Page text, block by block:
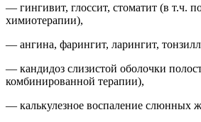
— гингивит, глоссит, стоматит (в т.ч.
химиотерапии),
— ангина, фарингит, ларингит,
— кандидоз слизистой оболочки
комбинированной терапии),
— калькулезное воспаление слюнных